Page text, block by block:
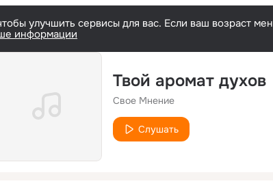
улучшить сервисы для вас. Если ваш возраст
информации
Твой аромат духов
Свое Мнение
Слушать